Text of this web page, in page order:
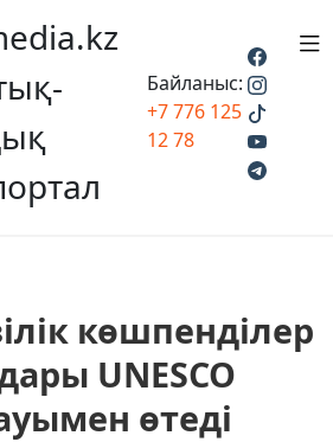
Байланыс:
+7 776 125
12 78
көшпенділер
UNESCO
өтеді